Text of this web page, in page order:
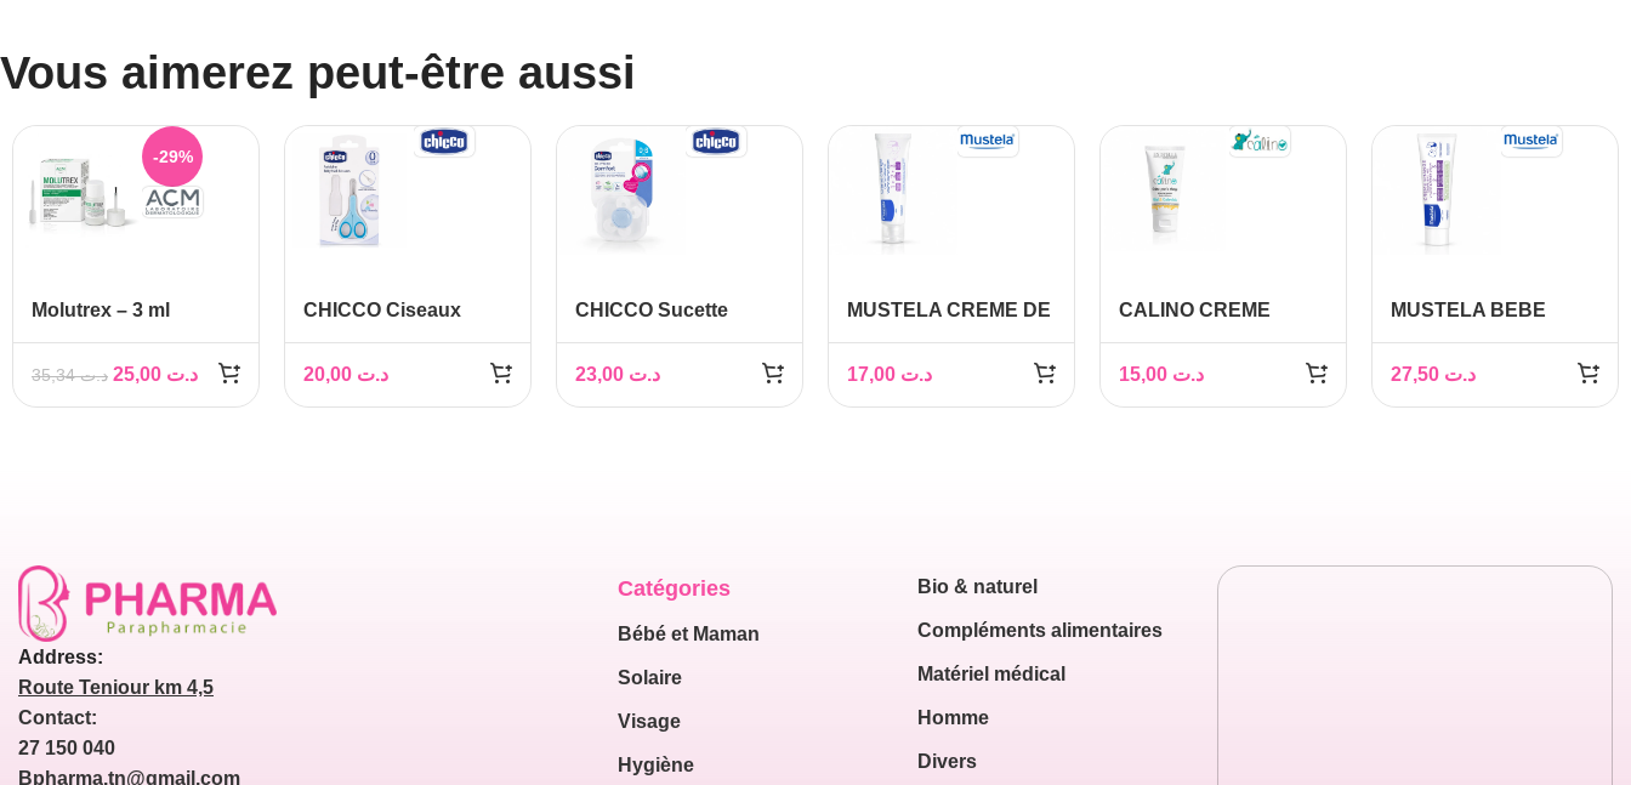
Vous aimerez peut-être aussi
-29%
Molutrex – 3 ml
د.ت35,34 د.ت
CHICCO Ciseaux
د.ت
CHICCO Sucette
د.ت
MUSTELA CREME DE
د.ت
CALINO CREME
د.ت
MUSTELA BEBE
CHANGE 100ML
د.ت
Address:
Route Teniour km 4,5
Contact:
27 150 040
Bpharma.tn@gmail.com
Catégories
Bébé et Maman
Solaire
Visage
Hygiène
Bio & naturel
Compléments alimentaires
Matériel médical
Homme
Divers